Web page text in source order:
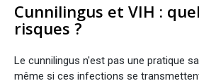
Cunnilingus et VIH :
risques ?
Le cunnilingus n'est pas une pratique
même si ces infections se